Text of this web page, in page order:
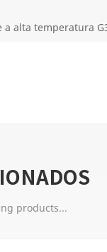
alta temperatura
products...